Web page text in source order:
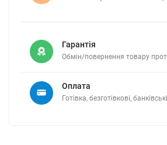
Гарантія
Обмін/повернення товару
Оплата
Готівка, безготівкові,